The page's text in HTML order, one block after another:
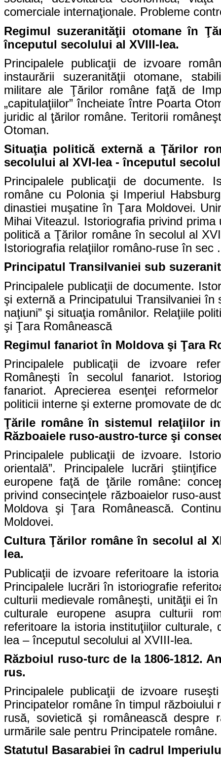
comerciale internaţionale. Probleme
Regimul suzeranităţii otomane în
începutul secolului al XVIII-lea.
Principalele publicaţii de izvoare
instaurării suzeranităţii otomane,
militare ale Ţărilor române faţă de
„capitulaţiilor” încheiate între Poarta
juridic al ţărilor române. Teritorii
Otoman.
Situaţia politică externă a Ţărilor
secolului al XVI-lea - începutul
Principalele publicaţii de documente.
române cu Polonia şi Imperiul
dinastiei muşatine în Ţara Moldovei.
Mihai Viteazul. Istoriografia privind
politică a Ţărilor române în secolul al
Istoriografia relaţiilor româno-ruse în
Principatul Transilvaniei sub
Principalele publicaţii de documente.
şi externă a Principatului Transilvaniei
naţiuni” şi situaţia românilor. Relaţiile
şi Ţara Românească
Regimul fanariot în Moldova şi Ţara
Principalele publicaţii de izvoare
Româneşti în secolul fanariot.
fanariot. Aprecierea esenţei
politicii interne şi externe promovate de
Ţările române în sistemul relaţiilor
Războaiele ruso-austro-turce şi
Principalele publicaţii de izvoare.
orientală”. Principalele lucrări
europene faţă de ţările române:
privind consecinţele războaielor ruso-
Moldova şi Ţara Românească.
Moldovei.
Cultura Ţărilor române în secolul al
lea.
Publicaţii de izvoare referitoare la
Principalele lucrări în istoriografie
culturii medievale româneşti, unităţii ei
culturale europene asupra culturii
referitoare la istoria instituţiilor
lea – începutul secolului al XVIII-lea.
Războiul ruso-turc de la 1806-1812.
rus.
Principalele publicaţii de izvoare
Principatelor române în timpul
rusă, sovietică şi românească despre
urmările sale pentru Principatele române.
Statutul Basarabiei în cadrul